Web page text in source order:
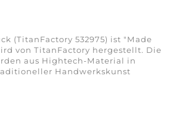
(TitanFactory 532975) ist "Made
von TitanFactory hergestellt. Die
aus Hightech-Material in
Handwerkskunst